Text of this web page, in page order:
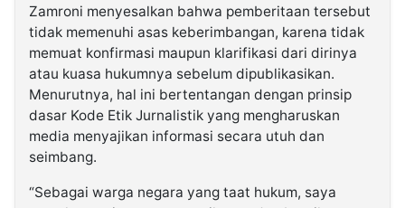
Zamroni menyesalkan bahwa pemberitaan tersebut
tidak memenuhi asas keberimbangan, karena tidak
memuat konfirmasi maupun klarifikasi dari dirinya
atau kuasa hukumnya sebelum dipublikasikan.
Menurutnya, hal ini bertentangan dengan prinsip
dasar Kode Etik Jurnalistik yang mengharuskan
media menyajikan informasi secara utuh dan
seimbang.
“Sebagai warga negara yang taat hukum, saya